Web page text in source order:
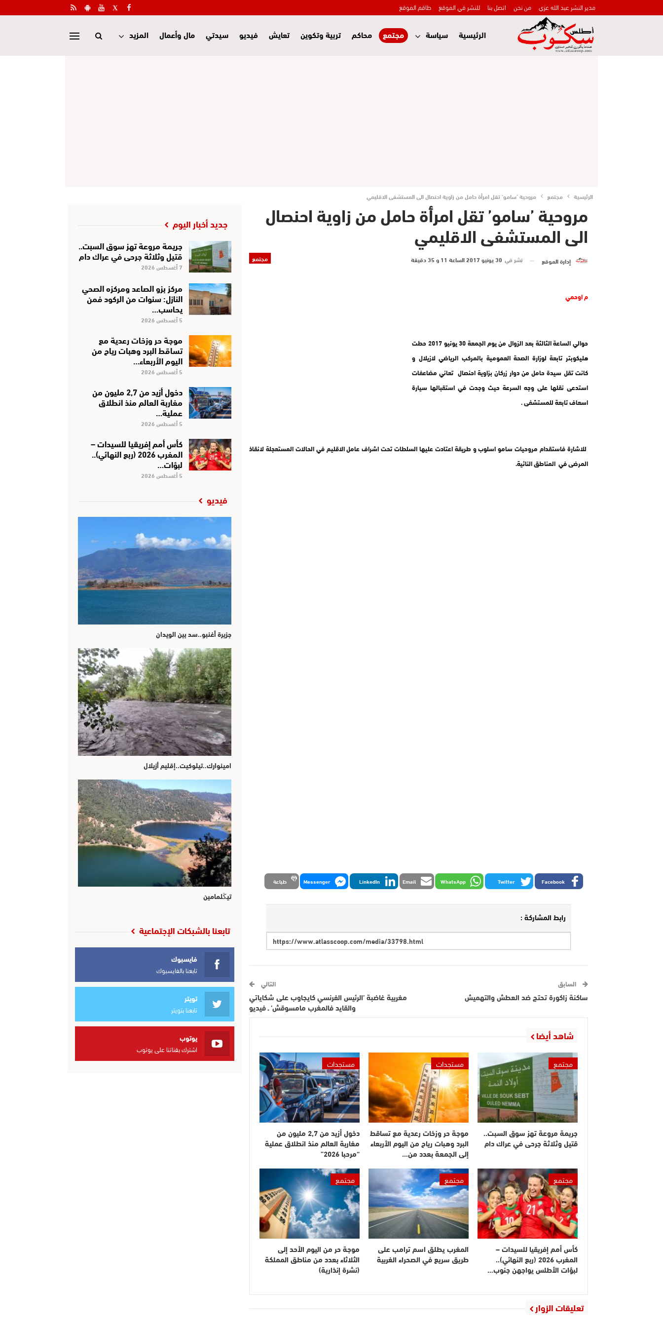
مدير النشر عبد الله عزي من نحن اتصل بنا للنشر في الموقع طاقم الموقع
الرئيسية سياسة مجتمع محاكم تربية وتكوين تعايش فيديو سيدتي مال وأعمال المزيد
الرئيسية مجتمع مروحية ’سامو’ تقل امرأة حامل من زاوية احنصال الى المستشفى الاقليمي
مروحية ’سامو’ تقل امرأة حامل من زاوية احنصال
الى المستشفى الاقليمي
مجتمع إدارة الموقع نشر في 30 يونيو 2017 الساعة 11 و 35 دقيقة
م اوحمي
حوالي الساعة الثالثة بعد الزوال من يوم الجمعة 30 يونيو 2017 حطت
هليكوبتر تابعة لوزارة الصحة العمومية بالمركب الرياضي لازيلال و
كانت تقل سيدة حامل من دوار زركان بزاوية احنصال تعاني مضاعفات
استدعى نقلها على وجه السرعة حيث وجدت في استقبالها سيارة
اسعاف تابعة للمستشفى .
للاشارة فاستقدام مروحيات سامو اسلوب و طريقة اعتادت عليها السلطات تحت اشراف عامل الاقليم في الحالات المستعجلة لانقاذ
المرضى في المناطق النائية.
Facebook
Twitter
WhatsApp
Email
LinkedIn
Messenger طباعة
رابط المشاركة :
السابق
ساكنة زاكورة تحتج ضد العطش والتهميش
التالي
مغربية غاضبة ’الرئيس الفرنسي كايجاوب على شكاياتي
والقايد فالمغرب مامسوقش’ ـ فيديو
شاهد أيضا
مجتمع
جريمة مروعة تهز سوق السبت..
قتيل وثلاثة جرحى في عراك دام
مستجدات
موجة حر وزخات رعدية مع تساقط
البرد وهبات رياح من اليوم الأربعاء
إلى الجمعة بعدد من…
مستجدات
دخول أزيد من 2,7 مليون من
مغاربة العالم منذ انطلاق عملية
“مرحبا 2026”
مجتمع
كأس أمم إفريقيا للسيدات –
المغرب 2026 (ربع النهائي)..
لبؤات الأطلس يواجهن جنوب…
مجتمع
المغرب يطلق اسم ترامب على
طريق سريع في الصحراء الغربية
مجتمع
موجة حر من اليوم الأحد إلى
الثلاثاء بعدد من مناطق المملكة
(نشرة إنذارية)
تعليقات الزوار
جديد أخبار اليوم
جريمة مروعة تهز سوق السبت..
قتيل وثلاثة جرحى في عراك دام
7 أغسطس 2026
مركز بزو الصاعد ومركزه الصحي
النازل: سنوات من الركود فمن
يحاسب…
5 أغسطس 2026
موجة حر وزخات رعدية مع
تساقط البرد وهبات رياح من
اليوم الأربعاء…
5 أغسطس 2026
دخول أزيد من 2,7 مليون من
مغاربة العالم منذ انطلاق
عملية…
5 أغسطس 2026
كأس أمم إفريقيا للسيدات –
المغرب 2026 (ربع النهائي)..
لبؤات…
5 أغسطس 2026
فيديو
جزيرة أغنبو..سد بين الويدان
امينوارك..تيلوكيت..إقليم أزيلال
تيڭلمامين
تابعنا بالشبكات الإجتماعية
فايسبوك
تابعنا بالفايسبوك
تويتر
تابعنا بتويتر
يوتوب
اشترك بقناتنا على يوتوب